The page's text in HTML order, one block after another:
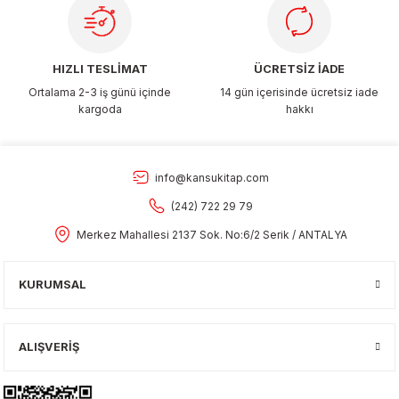
HIZLI TESLİMAT
Ortalama 2-3 iş günü içinde
kargoda
ÜCRETSİZ İADE
14 gün içerisinde ücretsiz iade
hakkı
info@kansukitap.com
(242) 722 29 79
Merkez Mahallesi 2137 Sok. No:6/2 Serik / ANTALYA
KURUMSAL
ALIŞVERİŞ